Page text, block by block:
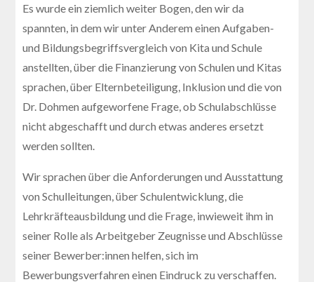
Es wurde ein ziemlich weiter Bogen, den wir da
spannten, in dem wir unter Anderem einen Aufgaben-
und Bildungsbegriffsvergleich von Kita und Schule
anstellten, über die Finanzierung von Schulen und Kitas
sprachen, über Elternbeteiligung, Inklusion und die von
Dr. Dohmen aufgeworfene Frage, ob Schulabschlüsse
nicht abgeschafft und durch etwas anderes ersetzt
werden sollten.
Wir sprachen über die Anforderungen und Ausstattung
von Schulleitungen, über Schulentwicklung, die
Lehrkräfteausbildung und die Frage, inwieweit ihm in
seiner Rolle als Arbeitgeber Zeugnisse und Abschlüsse
seiner Bewerber:innen helfen, sich im
Bewerbungsverfahren einen Eindruck zu verschaffen.